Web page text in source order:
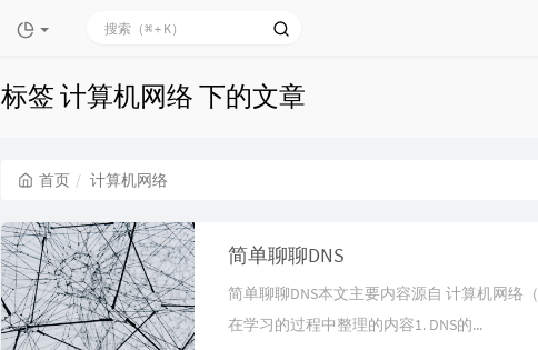
标签 计算机网络 下的文章
首页 计算机网络
简单聊聊DNS
简单聊聊DNS本文主要内容源自 计算机网络
在学习的过程中整理的内容1. DNS的...